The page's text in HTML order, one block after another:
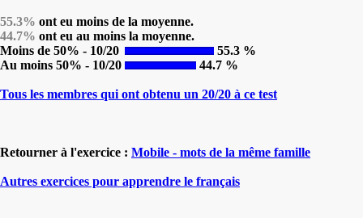
55.3% ont eu moins de la moyenne.
44.7% ont eu au moins la moyenne.
Moins de 50% - 10/20
55.3 %
Au moins 50% - 10/20
44.7 %
Tous les membres qui ont obtenu un 20/20 à ce test
Retourner à l'exercice : Mobile - mots de la même famille
Autres exercices pour apprendre le français